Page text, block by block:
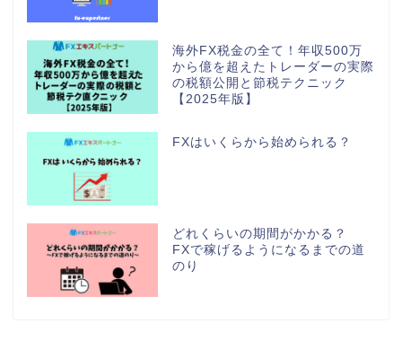
海外FX税金の全て！年収500万
から億を超えたトレーダーの実際
の税額公開と節税テクニック
【2025年版】
FXはいくらから始められる？
どれくらいの期間がかかる？
FXで稼げるようになるまでの道
のり